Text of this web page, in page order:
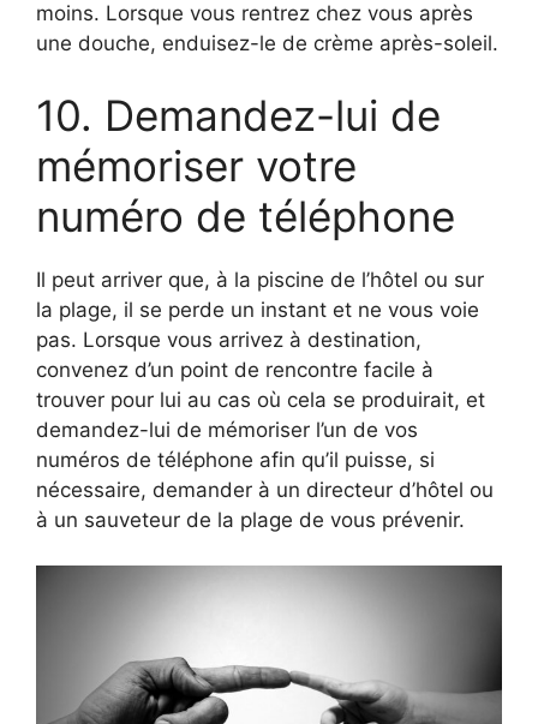
moins. Lorsque vous rentrez chez vous après
une douche, enduisez-le de crème après-soleil.
10. Demandez-lui de
mémoriser votre
numéro de téléphone
Il peut arriver que, à la piscine de l’hôtel ou sur
la plage, il se perde un instant et ne vous voie
pas. Lorsque vous arrivez à destination,
convenez d’un point de rencontre facile à
trouver pour lui au cas où cela se produirait, et
demandez-lui de mémoriser l’un de vos
numéros de téléphone afin qu’il puisse, si
nécessaire, demander à un directeur d’hôtel ou
à un sauveteur de la plage de vous prévenir.